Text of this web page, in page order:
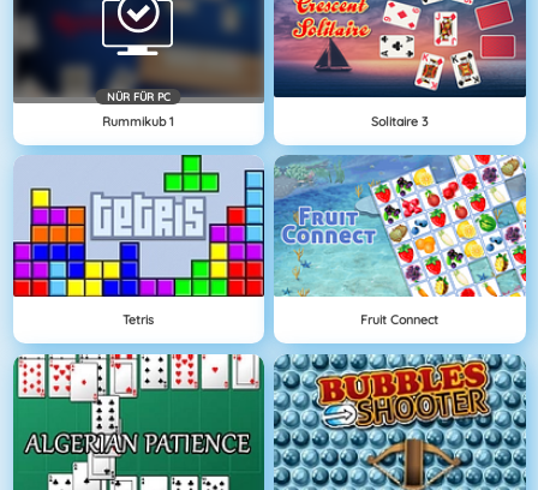
NÜR FÜR PC
Rummikub 1 Solitaire 3
Tetris Fruit Connect